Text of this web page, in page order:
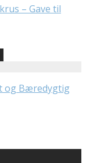
– Gave til
og Bæredygtig